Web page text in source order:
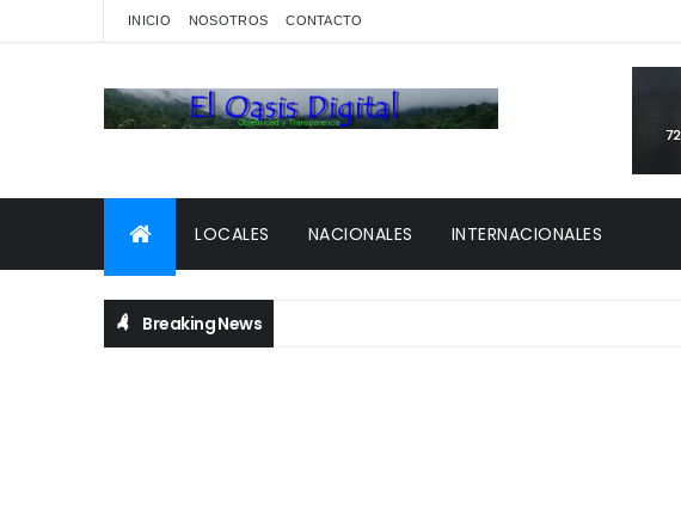
INICIO NOSOTROS CONTACTO
LOCALES NACIONALES INTERNACIONALES
Breaking News